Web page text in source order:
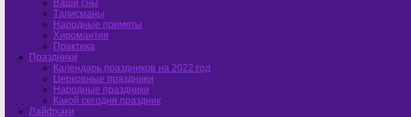
Ваши сны
Талисманы
Народные приметы
Хиромантия
Практика
Праздники
Календарь праздников на 2022 год
Церковные праздники
Народные праздники
Какой сегодня праздник
Лайфхаки